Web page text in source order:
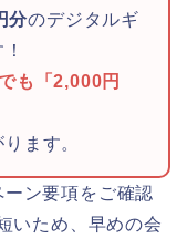
分のデジタルギ
も「2,000円
ます。
ン要項をご確認
いため、早めの会